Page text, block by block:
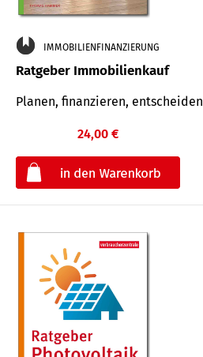
IMMOBILIENFINANZIERUNG
Ratgeber Immobilienkauf
Planen, finanzieren, entscheiden
24,00 €